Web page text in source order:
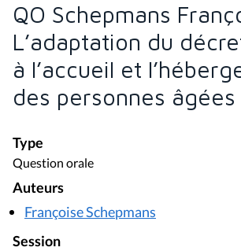
QO Schepmans
L’adaptation du
à l’accueil et
des personnes âgées
Type
Question orale
Auteurs
Françoise Schepmans
Session